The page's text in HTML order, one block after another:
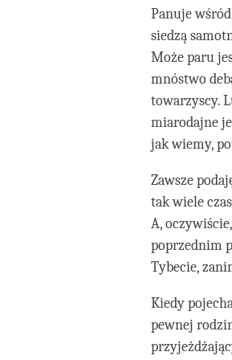
Panuje
siedzą
Może paru
mnóstwo
towarzyscy.
miarodajne
jak wiemy,
Zawsze
tak wiele
A,
poprzednim
Tybecie,
Kiedy
pewnej